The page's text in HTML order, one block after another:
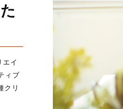
エイ
ィブ
クリ